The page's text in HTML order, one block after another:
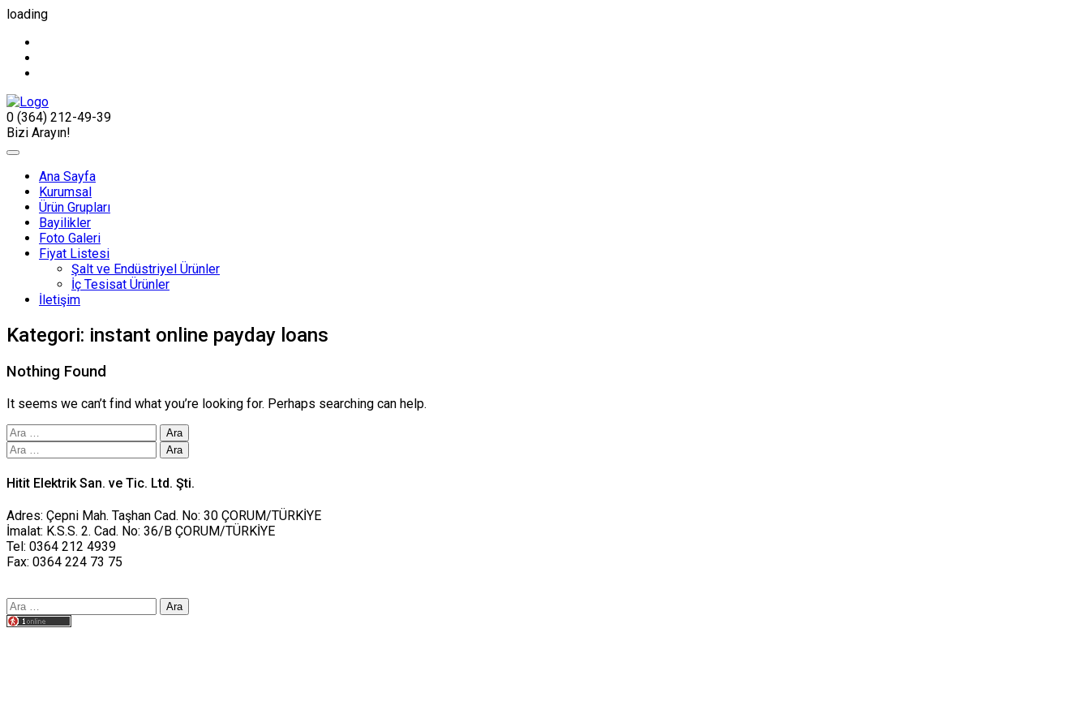
loading
0 (364) 212-49-39
Bizi Arayın!
Ana Sayfa
Kurumsal
Ürün Grupları
Bayilikler
Foto Galeri
Fiyat Listesi
Şalt ve Endüstriyel Ürünler
İç Tesisat Ürünler
İletişim
Kategori: instant online payday loans
Nothing Found
It seems we can’t find what you’re looking for. Perhaps searching can help.
Arama:
Arama:
Hitit Elektrik San. ve Tic. Ltd. Şti.
Adres: Çepni Mah. Taşhan Cad. No: 30 ÇORUM/TÜRKİYE
İmalat: K.S.S. 2. Cad. No: 36/B ÇORUM/TÜRKİYE
Tel: 0364 212 4939
Fax: 0364 224 73 75
Arama: